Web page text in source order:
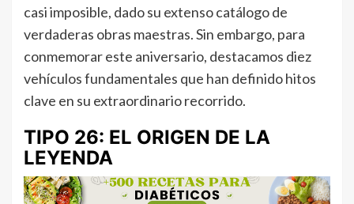
casi imposible, dado su extenso catálogo de
verdaderas obras maestras. Sin embargo, para
conmemorar este aniversario, destacamos diez
vehículos fundamentales que han definido hitos
clave en su extraordinario recorrido.
TIPO 26: EL ORIGEN DE LA
LEYENDA